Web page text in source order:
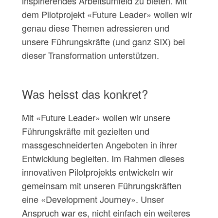
dem Pilotprojekt «Future Leader» wollen wir
genau diese Themen adressieren und
unsere Führungskräfte (und ganz SIX) bei
dieser Transformation unterstützen.
Was heisst das konkret?
Mit «Future Leader» wollen wir unsere
Führungskräfte mit gezielten und
massgeschneiderten Angeboten in ihrer
Entwicklung begleiten. Im Rahmen dieses
innovativen Pilotprojekts entwickeln wir
gemeinsam mit unseren Führungskräften
eine «Development Journey». Unser
Anspruch war es, nicht einfach ein weiteres